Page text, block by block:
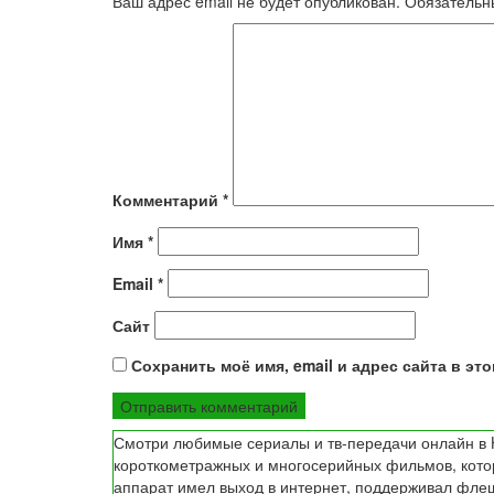
Комментарий *
Имя *
Email *
Сайт
Сохранить моё имя, email и адрес сайта в
Смотри любимые сериалы и тв-передачи онлайн в
короткометражных и многосерийных фильмов,
аппарат имел выход в интернет, поддерживал